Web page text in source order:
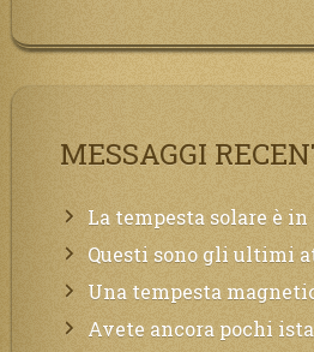
MESSAGGI
La tempesta solare è in atto, questa generazione soffrirà molto, la Terra arderà,
Questi sono gli ultimi attimi di vita, chi si
Una tempesta magnetica è in corso, questa generazione patirà. Il black out
Avete ancora pochi istanti per convertirvi, non perdete tempo, la sciagura arriverà